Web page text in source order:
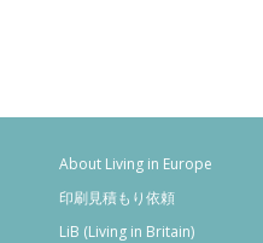
About Living in Europe
印刷見積もり依頼
LiB (Living in Britain)